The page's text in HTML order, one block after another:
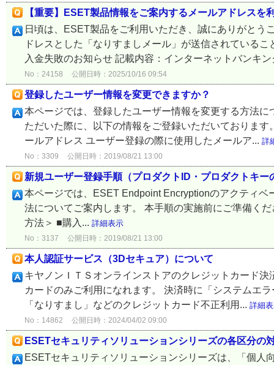
【重要】ESET製品情報をご案内するメールアドレス
日頃は、ESET製品をご利用いただき、誠にありがと
ドレスとした「なりすましメール」が送信されている
入金失敗のお知らせ 記載内容：インターネットバンキ
No：24158 公開日時：2025/10/16 09:54
登録したユーザー情報を変更できますか？
本ページでは、登録したユーザー情報を変更する方法
ただいた際に、以下の情報をご登録いただいておりま
ールアドレス ユーザー登録の際に使用したメールア... 詳
No：3309 公開日時：2019/08/21 13:00
新規ユーザー登録手順（プロダクトID・プロダクトキー
本ページでは、ESET Endpoint Encryptionのアクティ
法についてご案内します。 本手順の実施前にご準備く
方法＞ ■購入... 詳細表示
No：3137 公開日時：2019/08/21 13:00
本人認証サービス（3Dセキュア）について
キヤノンＩＴＳオンラインストアのクレジットカード
カードのみご利用になれます。 決済時に「システムエ
「なりすまし」などのクレジットカード不正利用... 詳細
No：14862 公開日時：2024/04/02 09:00
ESETセキュリティソリューションシリーズの各区分の
ESETセキュリティソリューションシリーズは、「個